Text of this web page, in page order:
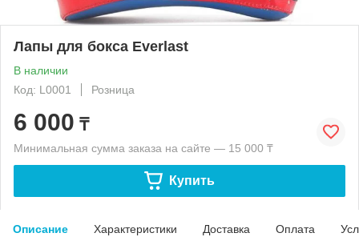
Лапы для бокса Everlast
В наличии
Код: L0001
Розница
6 000 ₸
Минимальная сумма заказа на сайте — 15 000 ₸
Купить
Описание Характеристики Доставка Оплата